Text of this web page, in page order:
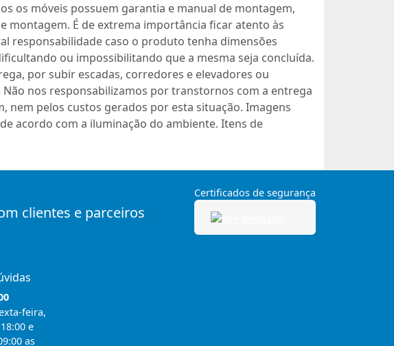
os móveis possuem garantia e manual de montagem,
montagem. É de extrema importância ficar atento às
responsabilidade caso o produto tenha dimensões
ou impossibilitando que a mesma seja concluída.
por subir escadas, corredores e elevadores ou
nos responsabilizamos por transtornos com a entrega
nem pelos custos gerados por esta situação. Imagens
acordo com a iluminação do ambiente. Itens de
clientes e parceiros
Certificados de segurança
feira,
e
as